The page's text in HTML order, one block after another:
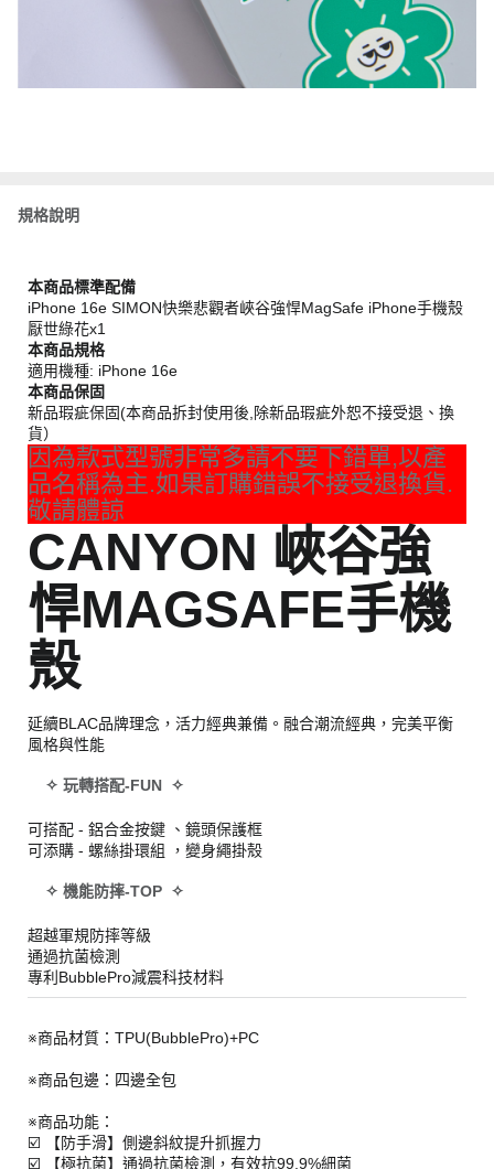
規格說明
本商品標準配備
iPhone 16e SIMON快樂悲觀者峽谷強悍MagSafe iPhone手機殼
厭世綠花x1
本商品規格
適用機種: iPhone 16e
本商品保固
新品瑕疵保固(本商品拆封使用後,除新品瑕疵外恕不接受退、換
貨）
因為款式型號非常多請不要下錯單,以產
品名稱為主.如果訂購錯誤不接受退換貨.
敬請體諒
CANYON 峽谷強
悍MAGSAFE手機
殼
延續BLAC品牌理念，活力經典兼備。融合潮流經典，完美平衡
風格與性能
✧ 玩轉搭配-FUN ✧
可搭配 - 鋁合金按鍵 、鏡頭保護框
可添購 - 螺絲掛環組 ，變身繩掛殼
✧ 機能防摔-TOP ✧
超越軍規防摔等級
通過抗菌檢測
專利BubblePro減震科技材料
※商品材質：TPU(BubblePro)+PC
※商品包邊：四邊全包
※商品功能：
☑️ 【防手滑】側邊斜紋提升抓握力
☑️ 【極抗菌】通過抗菌檢測，有效抗99.9%細菌